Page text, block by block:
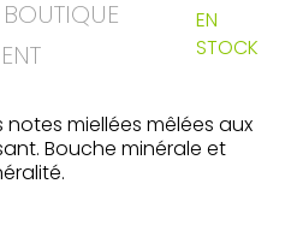
EN
STOCK
miellées mêlées aux
Bouche minérale et